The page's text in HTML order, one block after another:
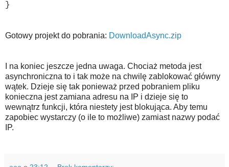
}
Gotowy projekt do pobrania: DownloadAsync.zip
I na koniec jeszcze jedna uwaga. Chociaż metoda jest
asynchroniczna to i tak może na chwilę zablokować główny
wątek. Dzieje się tak ponieważ przed pobraniem pliku
konieczna jest zamiana adresu na IP i dzieje się to
wewnątrz funkcji, która niestety jest blokująca. Aby temu
zapobiec wystarczy (o ile to możliwe) zamiast nazwy podać
IP.